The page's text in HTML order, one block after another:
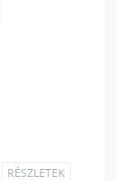
RÉSZLETEK